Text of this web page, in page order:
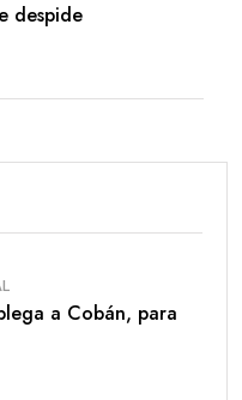
despide
a Cobán, para